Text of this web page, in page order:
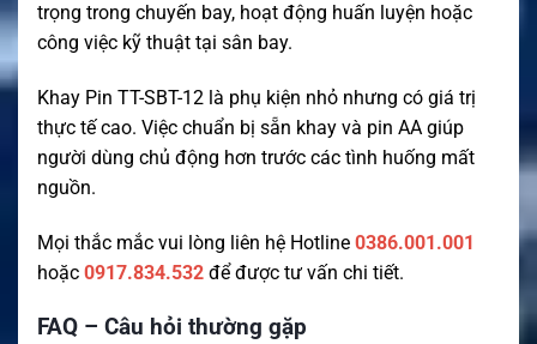
trọng trong chuyến bay, hoạt động huấn luyện hoặc
công việc kỹ thuật tại sân bay.
Khay Pin TT-SBT-12 là phụ kiện nhỏ nhưng có giá trị
thực tế cao. Việc chuẩn bị sẵn khay và pin AA giúp
người dùng chủ động hơn trước các tình huống mất
nguồn.
Mọi thắc mắc vui lòng liên hệ Hotline 0386.001.001
hoặc 0917.834.532 để được tư vấn chi tiết.
FAQ – Câu hỏi thường gặp